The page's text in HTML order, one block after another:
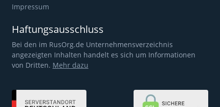
Impressum
Haftungsausschluss
Bei den im RusOrg.de Unternehmensverzeichnis
angezeigten Inhalten handelt es sich um Informationen
von Dritten. Mehr dazu